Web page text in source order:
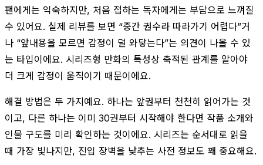
팬에게는 익숙하지만, 처음 접하는 독자에게는 부담으로 느껴질
수 있어요. 실제 리뷰를 보면 “중간 권수라 따라가기 어렵다”거
나 “앞내용을 모르면 감정이 덜 와닿는다”는 의견이 나올 수 있
는 타입이에요. 시리즈형 만화의 특성상 축적된 관계를 알아야
더 크게 감정이 움직이기 때문이에요.
해결 방법은 두 가지예요. 하나는 앞권부터 천천히 읽어가는 것
이고, 다른 하나는 이미 30권부터 시작해야 한다면 작품 소개와
인물 구도를 미리 확인하는 것이에요. 시리즈는 순서대로 읽을
때 가장 빛나지만, 진입 장벽을 낮추는 사전 정보도 꽤 중요해요.